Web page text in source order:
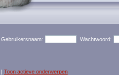
Gebruikersnaam: Wachtwoord:
| Toon actieve onderwerpen